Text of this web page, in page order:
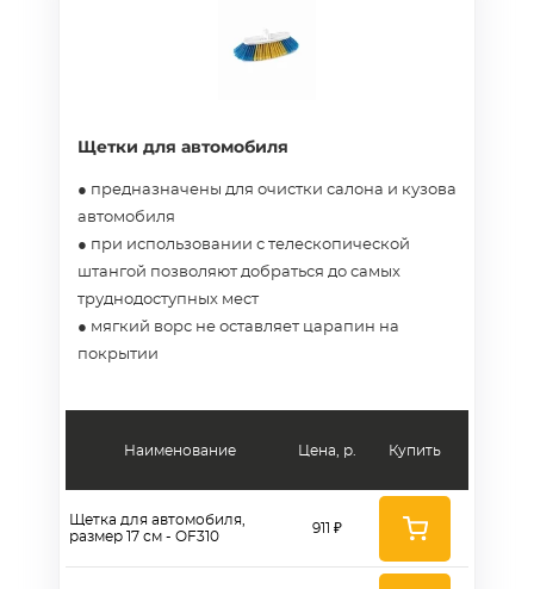
Щетки для автомобиля
● предназначены для очистки салона и кузова
автомобиля
● при использовании с телескопической
штангой позволяют добраться до самых
труднодоступных мест
● мягкий ворс не оставляет царапин на
покрытии
Наименование
Щетка для автомобиля,
размер 17 см - OF310
Цена, р.
911 ₽
Купить